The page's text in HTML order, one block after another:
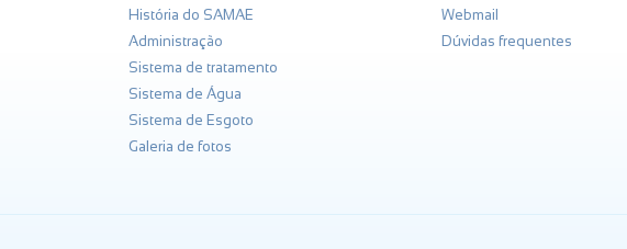
História do SAMAE
Administração
Sistema de tratamento
Sistema de Água
Sistema de Esgoto
Galeria de fotos
Webmail
Dúvidas frequentes